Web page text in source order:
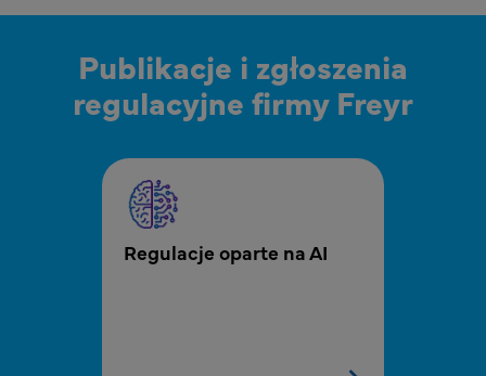
Publikacje i zgłoszenia
regulacyjne firmy Freyr
MPR - Publikowanie i składanie dokumentów
Regulacje oparte na AI